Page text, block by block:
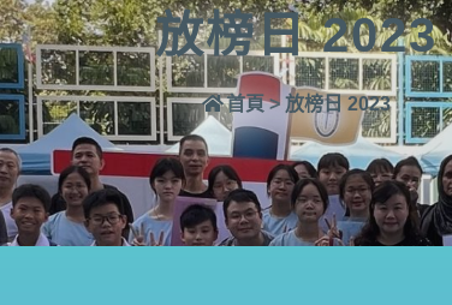
放榜日 2023
首頁 > 放榜日 2023